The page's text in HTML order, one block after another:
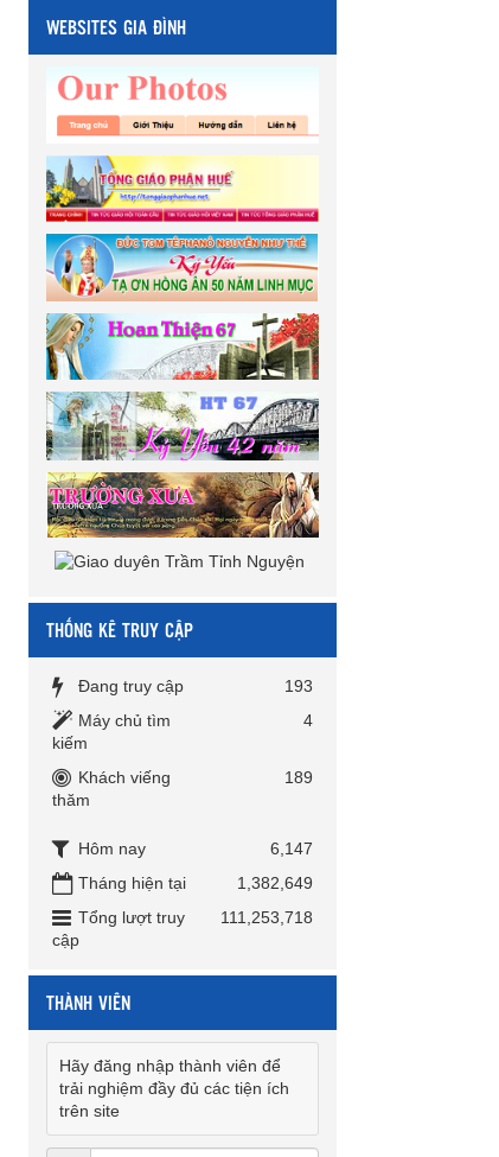
WEBSITES GIA ĐÌNH
THỐNG KÊ TRUY CẬP
Đang truy cập
193
Máy chủ tìm
kiếm
4
Khách viếng
thăm
189
Hôm nay
6,147
Tháng hiện tại
1,382,649
Tổng lượt truy
cập
111,253,718
THÀNH VIÊN
Hãy đăng nhập thành viên để
trải nghiệm đầy đủ các tiện ích
trên site